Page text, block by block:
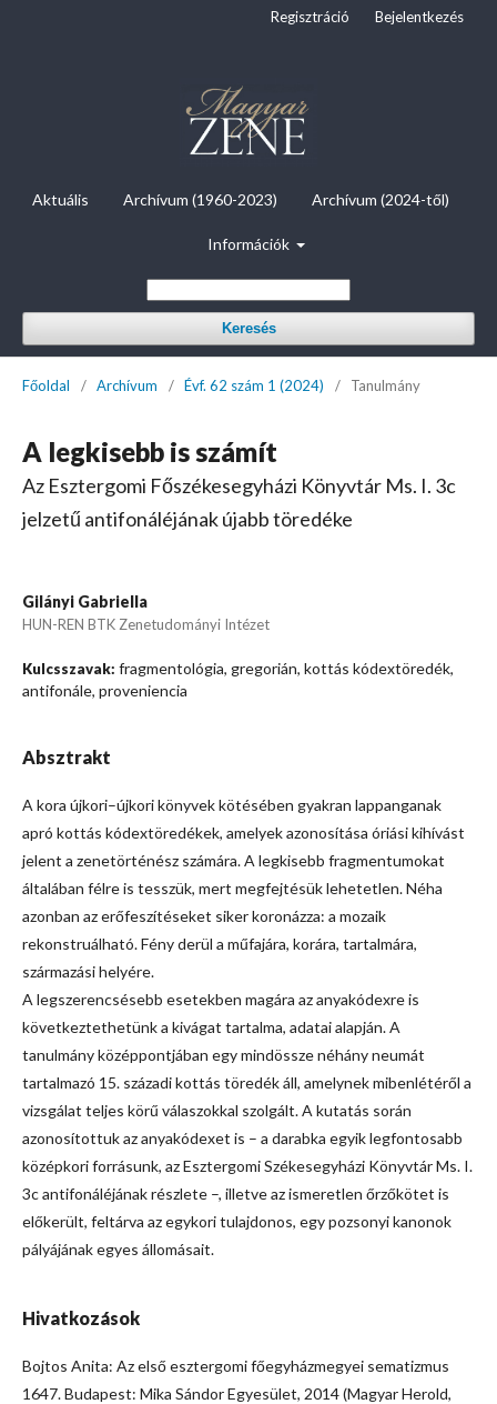
Aktuális Archívum (1960-2023) Archívum (2024-től)
Információk
Keresés
Regisztráció Bejelentkezés
Főoldal / Archívum / Évf. 62 szám 1 (2024) / Tanulmány
A legkisebb is számít
Az Esztergomi Főszékesegyházi Könyvtár Ms. I. 3c
jelzetű antifonáléjának újabb töredéke
Gilányi Gabriella
HUN-REN BTK Zenetudományi Intézet
Kulcsszavak: fragmentológia, gregorián, kottás kódextöredék,
antifonále, proveniencia
Absztrakt
A kora újkori–újkori könyvek kötésében gyakran lappanganak
apró kottás kódextöredékek, amelyek azonosítása óriási kihívást
jelent a zenetörténész számára. A legkisebb fragmentumokat
általában félre is tesszük, mert megfejtésük lehetetlen. Néha
azonban az erőfeszítéseket siker koronázza: a mozaik
rekonstruálható. Fény derül a műfajára, korára, tartalmára,
származási helyére.
A legszerencsésebb esetekben magára az anyakódexre is
következtethetünk a kivágat tartalma, adatai alapján. A
tanulmány középpontjában egy mindössze néhány neumát
tartalmazó 15. századi kottás töredék áll, amelynek mibenlétéről a
vizsgálat teljes körű válaszokkal szolgált. A kutatás során
azonosítottuk az anyakódexet is – a darabka egyik legfontosabb
középkori forrásunk, az Esztergomi Székesegyházi Könyvtár Ms. I.
3c antifonáléjának részlete –, illetve az ismeretlen őrzőkötet is
előkerült, feltárva az egykori tulajdonos, egy pozsonyi kanonok
pályájának egyes állomásait.
Hivatkozások
Bojtos Anita: Az első esztergomi főegyházmegyei sematizmus
1647. Budapest: Mika Sándor Egyesület, 2014 (Magyar Herold,